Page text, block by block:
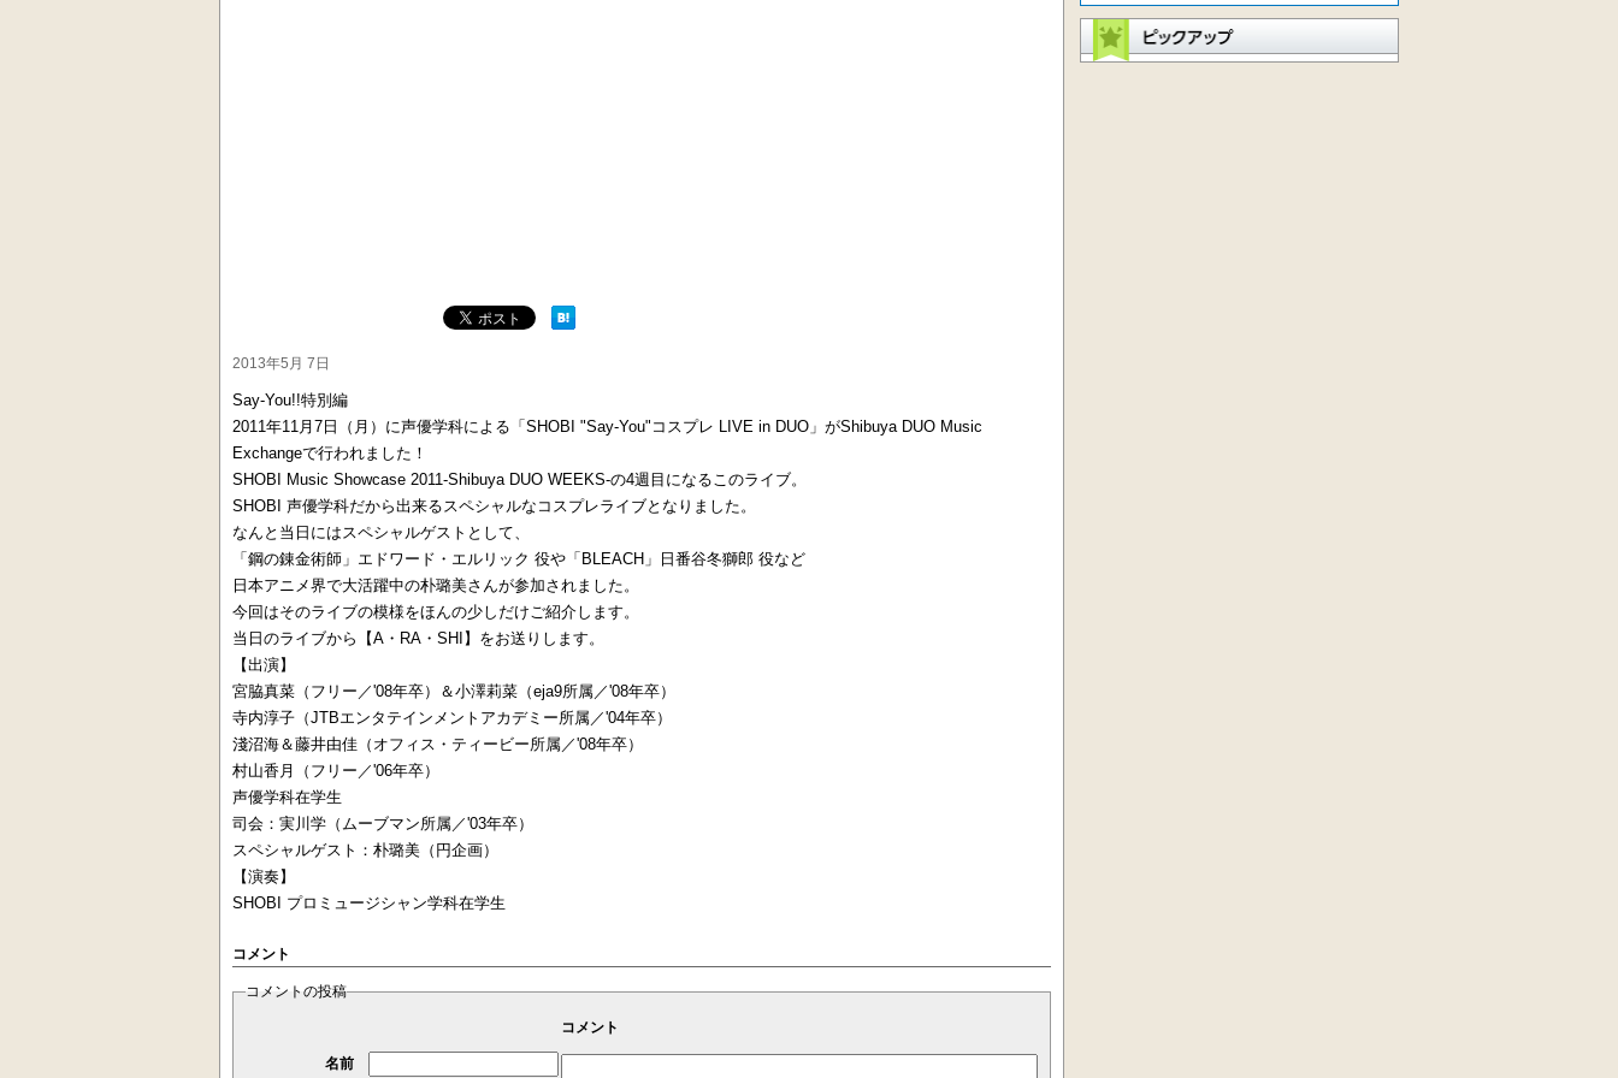
2013年5月 7日
Say-You!!特別編
2011年11月7日（月）に声優学科による「SHOBI "Say-You"コスプレ LIVE in DUO」がShibuya DUO Music
Exchangeで行われました！
SHOBI Music Showcase 2011-Shibuya DUO WEEKS-の4週目になるこのライブ。
SHOBI 声優学科だから出来るスペシャルなコスプレライブとなりました。
なんと当日にはスペシャルゲストとして、
「鋼の錬金術師」エドワード・エルリック 役や「BLEACH」日番谷冬獅郎 役など
日本アニメ界で大活躍中の朴璐美さんが参加されました。
今回はそのライブの模様をほんの少しだけご紹介します。
当日のライブから【A・RA・SHI】をお送りします。
【出演】
宮脇真菜（フリー／'08年卒）＆小澤莉菜（eja9所属／'08年卒）
寺内淳子（JTBエンタテインメントアカデミー所属／'04年卒）
淺沼海＆藤井由佳（オフィス・ティービー所属／'08年卒）
村山香月（フリー／'06年卒）
声優学科在学生
司会：実川学（ムーブマン所属／'03年卒）
スペシャルゲスト：朴璐美（円企画）
【演奏】
SHOBI プロミュージシャン学科在学生
コメント
コメントの投稿
コメント
名前